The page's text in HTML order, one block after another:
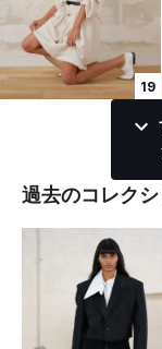
19
過去のコレク